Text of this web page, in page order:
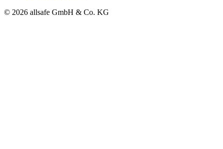
© 2026 allsafe GmbH & Co. KG